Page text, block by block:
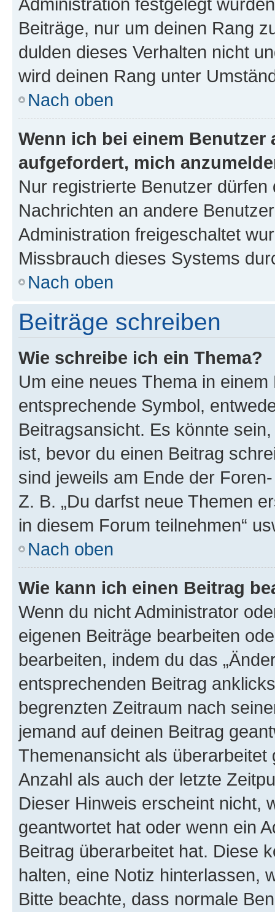
Beiträge, nur um deinen Rang
dulden dieses Verhalten nicht
wird deinen Rang unter
Nach oben
Wenn ich bei einem
aufgefordert, mich
Nur registrierte Benutzer
Nachrichten an andere
Administration freigeschaltet
Missbrauch dieses Systems
Nach oben
Beiträge schreiben
Wie schreibe ich ein Thema?
Um eine neues Thema in
entsprechende Symbol,
Beitragsansicht. Es könnte
ist, bevor du einen Beitrag
sind jeweils am Ende der
Z. B. „Du darfst neue Themen
in diesem Forum teilnehmen“
Nach oben
Wie kann ich einen Beitrag
Wenn du nicht Administrator
eigenen Beiträge bearbeiten
bearbeiten, indem du das
entsprechenden Beitrag
begrenzten Zeitraum nach
jemand auf deinen Beitrag
Themenansicht als
Anzahl als auch der letzte
Dieser Hinweis erscheint nicht,
geantwortet hat oder wenn ein
Beitrag überarbeitet hat. Diese
halten, eine Notiz hinterlassen,
Bitte beachte, dass normale